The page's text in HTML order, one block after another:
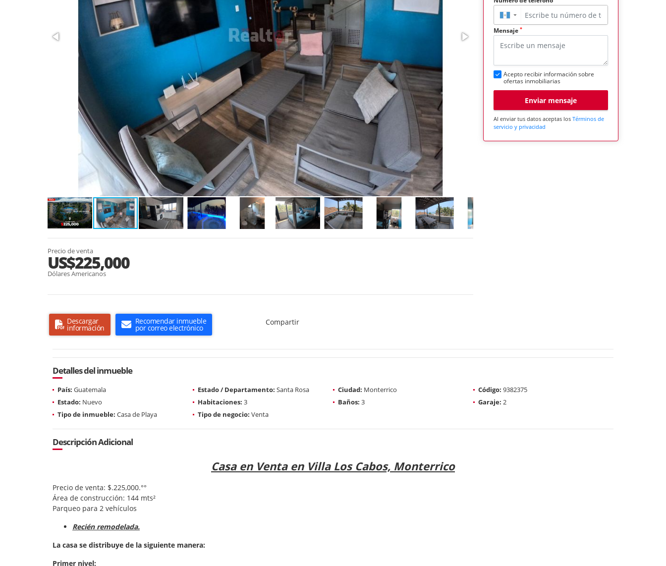
Precio de venta
US$225,000
Dólares Americanos
Descargar
información
Recomendar inmueble
por correo electrónico
Compartir
▼
Mensaje *
Acepto recibir información sobre
ofertas inmobiliarias
Enviar mensaje
Al enviar tus datos aceptas los Términos de
servicio y privacidad
Detalles del inmueble
País: Guatemala Estado / Departamento: Santa Rosa Ciudad: Monterrico Código: 9382375
Estado: Nuevo Habitaciones: 3 Baños: 3 Garaje: 2
Tipo de inmueble: Casa de Playa Tipo de negocio: Venta
Descripción Adicional
Casa en Venta en Villa Los Cabos, Monterrico
Precio de venta: $.225,000.°°
Área de construcción: 144 mts²
Parqueo para 2 vehículos
Recién remodelada.
La casa se distribuye de la siguiente manera:
Primer nivel: